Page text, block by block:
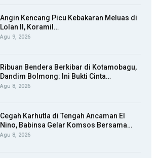
Angin Kencang Picu Kebakaran Meluas di
Lolan II, Koramil…
Agu 9, 2026
Ribuan Bendera Berkibar di Kotamobagu,
Dandim Bolmong: Ini Bukti Cinta…
Agu 8, 2026
Cegah Karhutla di Tengah Ancaman El
Nino, Babinsa Gelar Komsos Bersama…
Agu 8, 2026